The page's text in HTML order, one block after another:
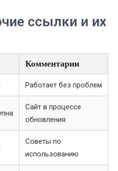
ссылки и их
Комментарии
Работает без проблем
Сайт в процессе
обновления
Советы по
использованию